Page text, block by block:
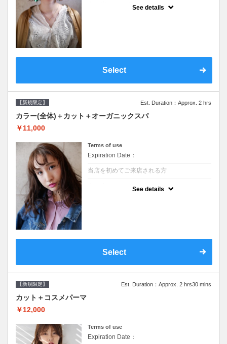
See details
Select
【新規限定】 Est. Duration：Approx. 2 hrs
カラー(全体)＋カット＋オーガニックスパ
￥11,000
Terms of use
Expiration Date：
当店を初めてご来店される方
See details
Select
【新規限定】 Est. Duration：Approx. 2 hrs30 mins
カット＋コスメパーマ
￥12,000
Terms of use
Expiration Date：